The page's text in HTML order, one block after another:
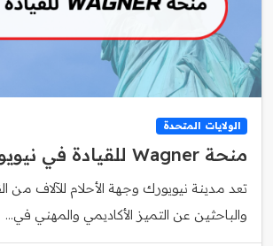
الولايات المتحدة
منحة Wagner للقيادة في نيويورك
تعد مدينة نيويورك وجهة الأحلام للآلاف من
والباحثين عن التميز الأكاديمي والمهني في...